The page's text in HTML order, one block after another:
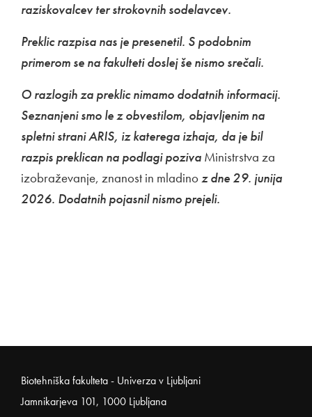
raziskovalcev ter strokovnih sodelavcev.
Preklic razpisa nas je presenetil. S podobnim
primerom se na fakulteti doslej še nismo srečali.
O razlogih za preklic nimamo dodatnih informacij.
Seznanjeni smo le z obvestilom, objavljenim na
spletni strani ARIS, iz katerega izhaja, da je bil
razpis preklican na podlagi poziva Ministrstva za
izobraževanje, znanost in mladino z dne 29. junija
2026. Dodatnih pojasnil nismo prejeli.
Noga strani
Biotehniška fakulteta - Univerza v Ljubljani
Jamnikarjeva 101, 1000 Ljubljana